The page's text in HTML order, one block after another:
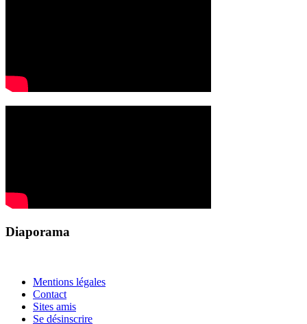
Diaporama
Mentions légales
Contact
Sites amis
Se désinscrire